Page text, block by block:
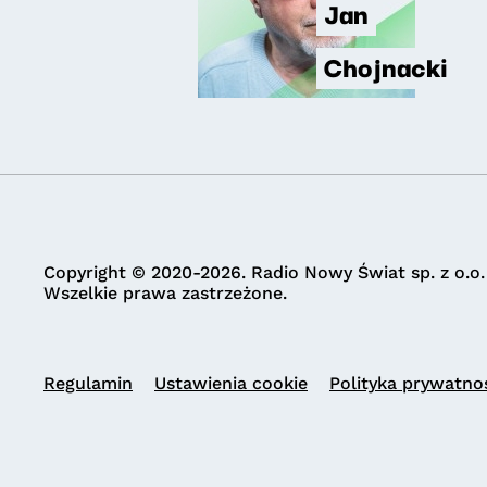
Jan
Chojnacki
Copyright © 2020-2026. Radio Nowy Świat sp. z o.o.
Wszelkie prawa zastrzeżone.
Regulamin Ustawienia cookie Polityka